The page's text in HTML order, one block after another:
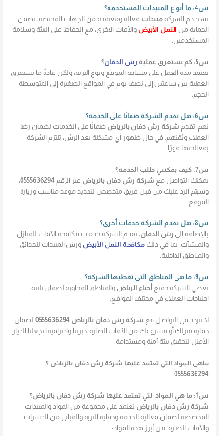
س4: ما أنواع المبيدات المستخدمة؟
تستخدم الشركةمبيدات فعالة ومعتمدة من الجهات المختصة، تضمن
الحماية من النمل الأبيض والآفات الأخرى، مع الحفاظ على البيئة وسلامة
المستخدمين.
س5: كم تستغرق عملية رش الدفان؟
تعتمد مدة العمل على مساحة الموقع ونوع التربة، ولكن عادةً ما تستغرق
العملية بين ساعتين إلى نصف يوم في المواقع الصغيرة إلى المتوسطة
الحجم.
س6: هل تقدم الشركة ضمانًا على الخدمة؟
نعم، تقدم شركة رش دفان بالرياض ضمانًا على الخدمات لضمان رضا
العملاء وثقتهم. في حال ظهور أي مشكلة بعد الرش، تلتزم الشركة
بمعالجتها فورًا.
س7: كيف يمكنني طلب الخدمة؟
يمكنك التواصل مع شركة رش دفان بالرياض عبر الرقم0555636294،
وسيتم الرد عليك من قبل فريق متخصص لتحديد موعد مناسب وزيارة
الموقع.
س8: هل تقدم الشركة خدمات أخرى؟
بالإضافة إلى رش الدفان، تقدم الشركة خدمات مكافحة الآفات للمنازل
والمنشآت، بما في ذلكمكافحة النمل الأبيض ورش المبيدات للحدائق
والمناطق الداخلية.
س9: ما هي المناطق التي تغطيها الشركة؟
تغطي الشركة جميع أحياء الرياض والمناطق المجاورة لضمان تلبية
احتياجات العملاء في مختلف المواقع.
لا تتردد في التواصل مع شركة رش دفان بالرياض 0555636294
لضمان
حماية منزلك أو مشروعك من الآفات الضارة. خبرتنا واحترافيتنا تجعلنا الخيار
الأمثل لتحقيق بيئة آمنة ومستدامة.
ماهي المواد التي تعتمد عليها شركة رش دفان بالرياض ؟
0555636294
س1: ما هي المواد التي تعتمد عليها شركة رش دفان بالرياض؟
شركة رش دفان بالرياض تعتمد على مجموعة من المواد والمبيدات
المخصصة لضمان فعالية الخدمة وحماية التربة والمباني من الحشرات
والآفات الضارة. من أبرز هذه المواد: